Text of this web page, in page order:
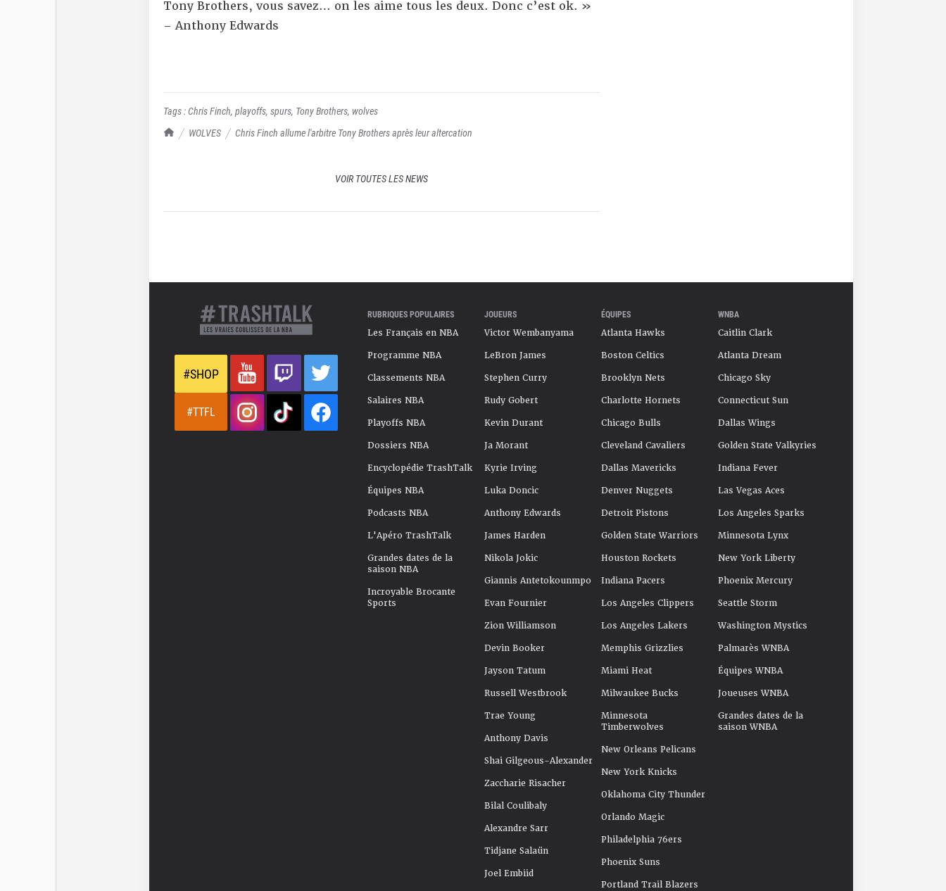
TrashTalk Actu NBA
WOLVES Chris Finch allume l'arbitre Tony Brothers après leur altercation
Tony Brothers, vous savez… on les aime tous les deux. Donc c’est ok. »
– Anthony Edwards
Tags :Chris Finch, playoffs, spurs, Tony Brothers, wolves
VOIR TOUTES LES NEWS
#SHOP
#TTFL
RUBRIQUES POPULAIRES
Les Français en NBA
Programme NBA
Classements NBA
Salaires NBA
Playoffs NBA
Dossiers NBA
Encyclopédie TrashTalk
Équipes NBA
Podcasts NBA
L'Apéro TrashTalk
Grandes dates de la
saison NBA
Incroyable Brocante
Sports
JOUEURS
Victor Wembanyama
LeBron James
Stephen Curry
Rudy Gobert
Kevin Durant
Ja Morant
Kyrie Irving
Luka Doncic
Anthony Edwards
James Harden
Nikola Jokic
Giannis Antetokounmpo
Evan Fournier
Zion Williamson
Devin Booker
Jayson Tatum
Russell Westbrook
Trae Young
Anthony Davis
Shai Gilgeous-Alexander
Zaccharie Risacher
Bilal Coulibaly
Alexandre Sarr
Tidjane Salaün
Joel Embiid
ÉQUIPES
Atlanta Hawks
Boston Celtics
Brooklyn Nets
Charlotte Hornets
Chicago Bulls
Cleveland Cavaliers
Dallas Mavericks
Denver Nuggets
Detroit Pistons
Golden State Warriors
Houston Rockets
Indiana Pacers
Los Angeles Clippers
Los Angeles Lakers
Memphis Grizzlies
Miami Heat
Milwaukee Bucks
Minnesota
Timberwolves
New Orleans Pelicans
New York Knicks
Oklahoma City Thunder
Orlando Magic
Philadelphia 76ers
Phoenix Suns
Portland Trail Blazers
WNBA
Caitlin Clark
Atlanta Dream
Chicago Sky
Connecticut Sun
Dallas Wings
Golden State Valkyries
Indiana Fever
Las Vegas Aces
Los Angeles Sparks
Minnesota Lynx
New York Liberty
Phoenix Mercury
Seattle Storm
Washington Mystics
Palmarès WNBA
Équipes WNBA
Joueuses WNBA
Grandes dates de la
saison WNBA